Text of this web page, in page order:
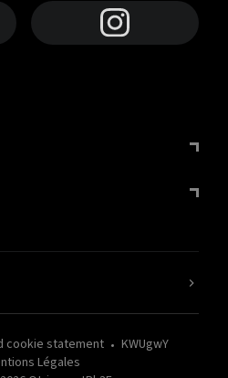
cookie statement
KWUgwY
Légales